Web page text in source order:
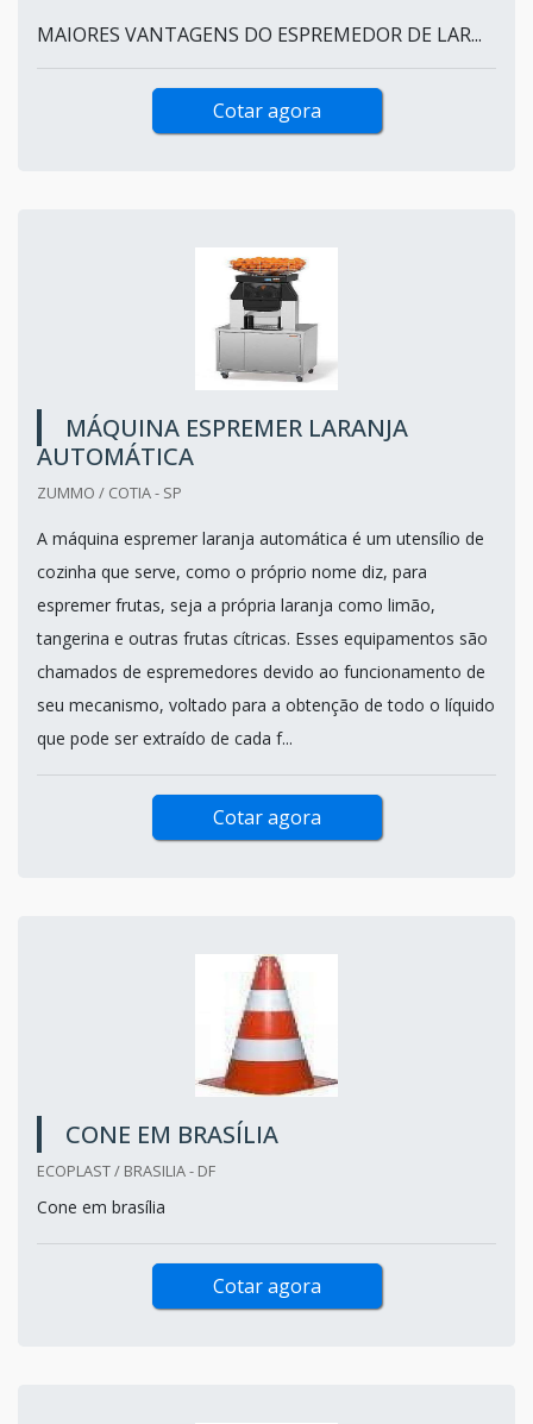
MAIORES VANTAGENS DO ESPREMEDOR DE LAR...
Cotar agora
MÁQUINA ESPREMER LARANJA
AUTOMÁTICA
ZUMMO / COTIA - SP
A máquina espremer laranja automática é um utensílio de
cozinha que serve, como o próprio nome diz, para
espremer frutas, seja a própria laranja como limão,
tangerina e outras frutas cítricas. Esses equipamentos são
chamados de espremedores devido ao funcionamento de
seu mecanismo, voltado para a obtenção de todo o líquido
que pode ser extraído de cada f...
Cotar agora
CONE EM BRASÍLIA
ECOPLAST / BRASILIA - DF
Cone em brasília
Cotar agora